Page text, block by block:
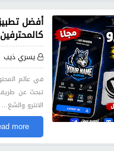
أفضل
كالمحترفين
يسري ذيب
في عالم
تبحث عن
الانترو والشع…
more »